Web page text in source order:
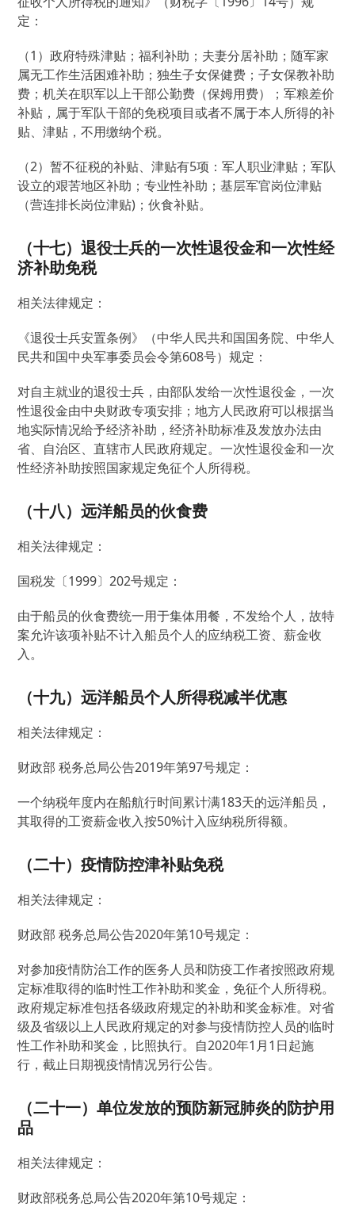
定：
（1）政府特殊津贴；福利补助；夫妻分居补助；随军家
属无工作生活困难补助；独生子女保健费；子女保教补助
费；机关在职军以上干部公勤费（保姆用费）；军粮差价
补贴，属于军队干部的免税项目或者不属于本人所得的补
贴、津贴，不用缴纳个税。
（2）暂不征税的补贴、津贴有5项：军人职业津贴；军队
设立的艰苦地区补助；专业性补助；基层军官岗位津贴
（营连排长岗位津贴)；伙食补贴。
（十七）退役士兵的一次性退役金和一次性经
济补助免税
相关法律规定：
《退役士兵安置条例》（中华人民共和国国务院、中华人
民共和国中央军事委员会令第608号）规定：
对自主就业的退役士兵，由部队发给一次性退役金，一次
性退役金由中央财政专项安排；地方人民政府可以根据当
地实际情况给予经济补助，经济补助标准及发放办法由
省、自治区、直辖市人民政府规定。一次性退役金和一次
性经济补助按照国家规定免征个人所得税。
（十八）远洋船员的伙食费
相关法律规定：
国税发〔1999〕202号规定：
由于船员的伙食费统一用于集体用餐，不发给个人，故特
案允许该项补贴不计入船员个人的应纳税工资、薪金收
入。
（十九）远洋船员个人所得税减半优惠
相关法律规定：
财政部 税务总局公告2019年第97号规定：
一个纳税年度内在船航行时间累计满183天的远洋船员，
其取得的工资薪金收入按50%计入应纳税所得额。
（二十）疫情防控津补贴免税
相关法律规定：
财政部 税务总局公告2020年第10号规定：
对参加疫情防治工作的医务人员和防疫工作者按照政府规
定标准取得的临时性工作补助和奖金，免征个人所得税。
政府规定标准包括各级政府规定的补助和奖金标准。对省
级及省级以上人民政府规定的对参与疫情防控人员的临时
性工作补助和奖金，比照执行。自2020年1月1日起施
行，截止日期视疫情情况另行公告。
（二十一）单位发放的预防新冠肺炎的防护用
品
相关法律规定：
财政部税务总局公告2020年第10号规定：